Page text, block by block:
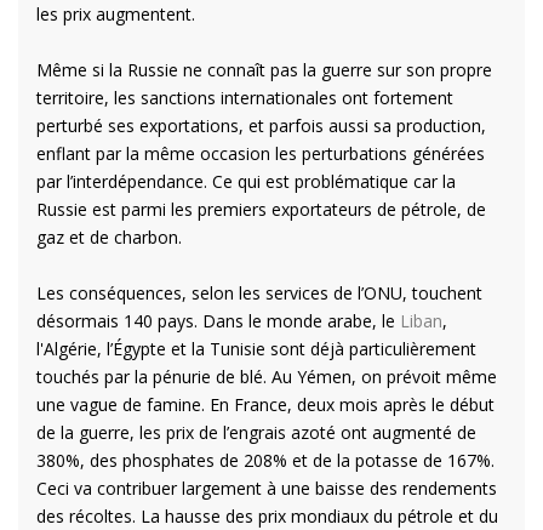
les prix augmentent.
Même si la Russie ne connaît pas la guerre sur son propre
territoire, les sanctions internationales ont fortement
perturbé ses exportations, et parfois aussi sa production,
enflant par la même occasion les perturbations générées
par l’interdépendance. Ce qui est problématique car la
Russie est parmi les premiers exportateurs de pétrole, de
gaz et de charbon.
Les conséquences, selon les services de l’ONU, touchent
désormais 140 pays. Dans le monde arabe, le Liban,
l'Algérie, l’Égypte et la Tunisie sont déjà particulièrement
touchés par la pénurie de blé. Au Yémen, on prévoit même
une vague de famine. En France, deux mois après le début
de la guerre, les prix de l’engrais azoté ont augmenté de
380%, des phosphates de 208% et de la potasse de 167%.
Ceci va contribuer largement à une baisse des rendements
des récoltes. La hausse des prix mondiaux du pétrole et du